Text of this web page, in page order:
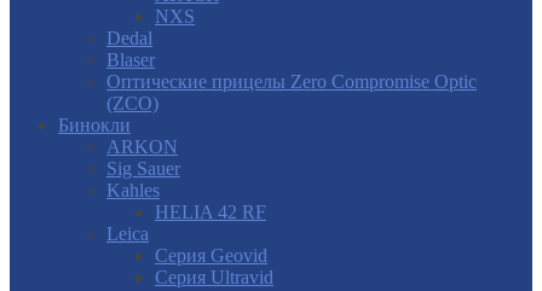
NXS
Dedal
Blaser
Оптические прицелы Zero Compromise Optic
(ZCO)
Бинокли
ARKON
Sig Sauer
Kahles
HELIA 42 RF
Leica
Серия Geovid
Серия Ultravid